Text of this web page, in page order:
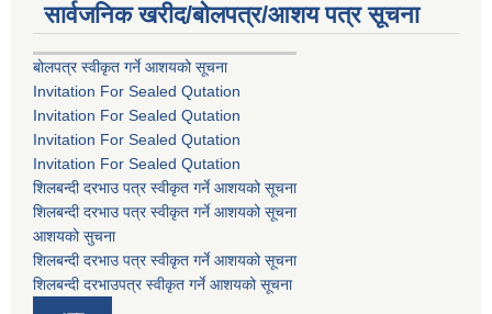
सार्वजनिक खरीद/बोलपत्र/आशय पत्र सूचना
बोलपत्र स्वीकृत गर्ने आशयको सूचना
Invitation For Sealed Qutation
Invitation For Sealed Qutation
Invitation For Sealed Qutation
Invitation For Sealed Qutation
शिलबन्दी दरभाउ पत्र स्वीकृत गर्ने आशयको सूचना
शिलबन्दी दरभाउ पत्र स्वीकृत गर्ने आशयको सूचना
आशयको सुचना
शिलबन्दी दरभाउ पत्र स्वीकृत गर्ने आशयको सूचना
शिलबन्दी दरभाउपत्र स्वीकृत गर्ने आशयको सूचना